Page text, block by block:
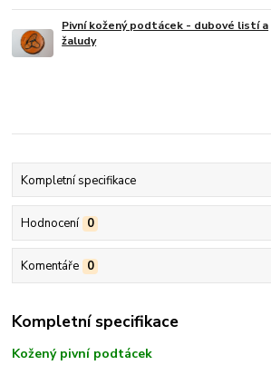
Pivní kožený podtácek - dubové listí a
žaludy
Kompletní specifikace
Hodnocení 0
Komentáře 0
Kompletní specifikace
Kožený pivní podtácek